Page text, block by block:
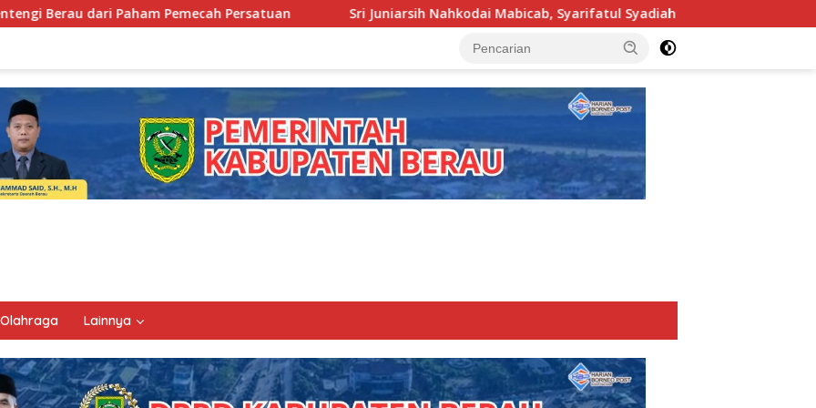
Persatuan Sri Juniarsih Nahkodai Mabicab, Syarifatul Syadiah Pimpin Kwarcab Pramuka Berau 2026–2031
Olahraga Lainnya